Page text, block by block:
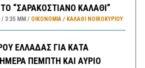
“ΣΑΡΑΚΟΣΤΙΑΝΟ ΚΑΛΑΘΙ”
3:35 ΜΜ ΟΙΚΟΝΟΜΙΑ/ ΚΑΛΑΘΙ ΝΟΙΚΟΚΥΡΙΟΥ
ΕΛΛΑΔΑΣ ΓΙΑ ΚΑΤΑ
ΠΕΜΠΤΗ ΚΑΙ ΑΥΡΙΟ